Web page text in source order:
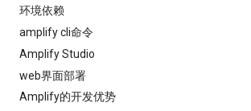
环境依赖
amplify cli命令
Amplify Studio
web界面部署
Amplify的开发优势